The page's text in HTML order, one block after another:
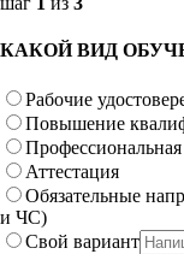
КАКОЙ ВИД
Рабочие
Повышение
Аттестация
Обязательные
и ЧС)
Свой вариант